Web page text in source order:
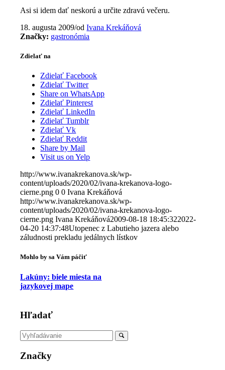
Asi si idem dať neskorú a určite zdravú večeru.
18. augusta 2009/odIvana Krekáňová
Značky: gastronómia
Zdielať na
Zdielať Facebook
Zdielať Twitter
Share on WhatsApp
Zdielať Pinterest
Zdielať LinkedIn
Zdielať Tumblr
Zdielať Vk
Zdielať Reddit
Share by Mail
Visit us on Yelp
http://www.ivanakrekanova.sk/wp-
content/uploads/2020/02/ivana-krekanova-logo-
cierne.png 0 0 Ivana Krekáňová
http://www.ivanakrekanova.sk/wp-
content/uploads/2020/02/ivana-krekanova-logo-
cierne.png Ivana Krekáňová2009-08-18 18:45:322022-
04-20 14:37:48Utopenec z Labutieho jazera alebo
záludnosti prekladu jedálnych lístkov
Mohlo by sa Vám páčiť
Lakúny: biele miesta na
jazykovej mape
Hľadať
Značky